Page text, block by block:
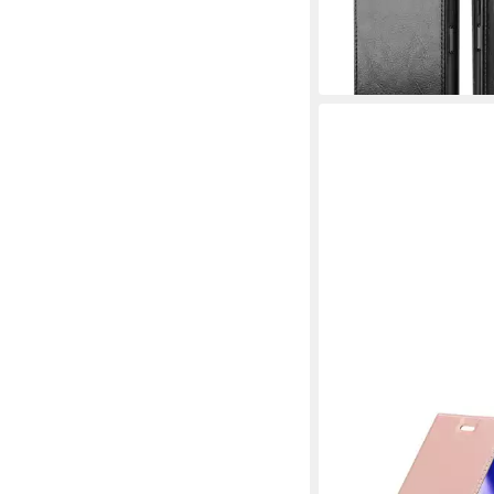
ab 11,90 €
in 5-6 Werktagen bei dir
Handyhülle für